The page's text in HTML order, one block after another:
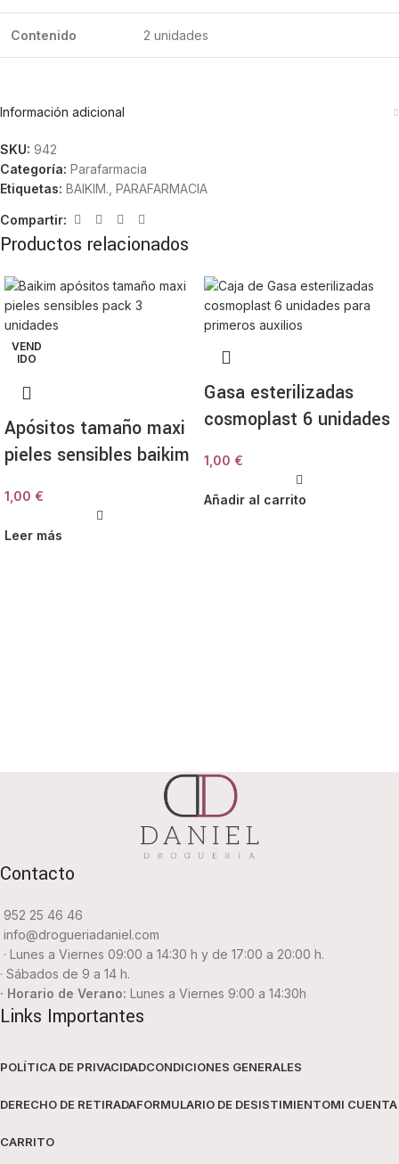
Contenido 2 unidades
Información adicional
SKU: 942
Categoría: Parafarmacia
Etiquetas: BAIKIM. PARAFARMACIA
Compartir:
Productos relacionados
VEND
IDO
Apósitos tamaño maxi
pieles sensibles baikim
1,00 €
Leer más
Gasa esterilizadas
cosmoplast 6 unidades
1,00 €
Añadir al carrito
Contacto
952 25 46 46
info@drogueriadaniel.com
· Lunes a Viernes 09:00 a 14:30 h y de 17:00 a 20:00 h.
· Sábados de 9 a 14 h.
· Horario de Verano: Lunes a Viernes 9:00 a 14:30h
Links Importantes
POLÍTICA DE PRIVACIDADCONDICIONES GENERALES
DERECHO DE RETIRADAFORMULARIO DE DESISTIMIENTOMI CUENTA
CARRITO